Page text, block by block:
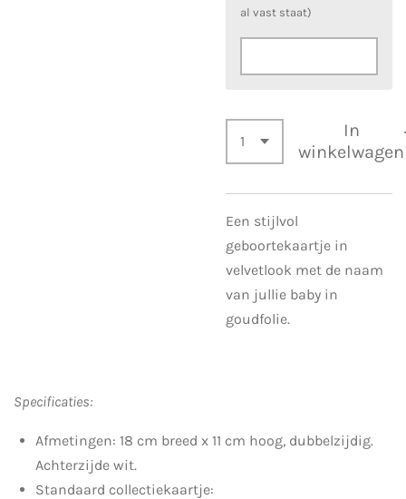
al vast staat)
In
winkelwagen
Een stijlvol
geboortekaartje in
velvetlook met de naam
van jullie baby in
goudfolie.
Specificaties:
Afmetingen: 18 cm breed x 11 cm hoog, dubbelzijdig.
Achterzijde wit.
Standaard collectiekaartje: